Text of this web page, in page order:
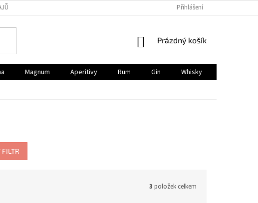
Přihlášení
NÁKUPNÍ
Prázdný košík
Magnum Aperitivy Rum Gin Whisky
FILTR
3 položek celkem